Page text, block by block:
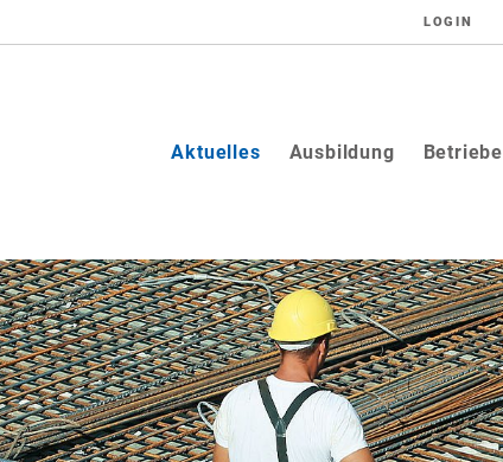
LOGIN
Aktuelles(current)
Ausbildung Betriebe